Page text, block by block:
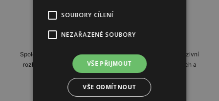
Instinkt
http://www.instinkt-online.cz
Společensko-reportážní týdeník, přinášející profilové a exkluzivní
rozhovory, domácí i zahraniční reportáže, příběhy zajímavých a
neobyčejných lidí.
SOUBORY CÍLENÍ
NEZAŘAZENÉ SOUBORY
VŠE PŘIJMOUT
VŠE ODMÍTNOUT